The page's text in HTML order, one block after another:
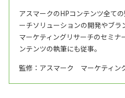
アスマークのHPコンテンツ全て
ーチソリューションの開発やブラ
マーケティングリサーチのセミナ
ンテンツの執筆にも従事。
監修：アスマーク マーケティン